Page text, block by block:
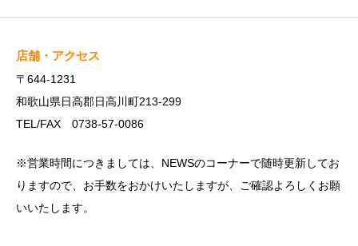
店舗・アクセス
〒644-1231
和歌山県日高郡日高川町213-299
TEL/FAX 0738-57-0086
※営業時間につきましては、NEWSのコーナーで随時更新してお
りますので、お手数をおかけいたしますが、ご確認よろしくお願
いいたします。